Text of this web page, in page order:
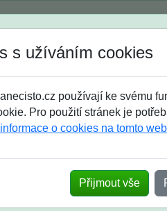
Jak si vybrat
třída střední maturanti
ohlasy po
s užíváním cookies
používají ke svému
Pro použití stránek je
o cookies na tomto
Přijmout vše